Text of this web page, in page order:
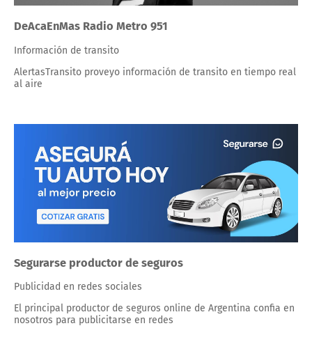
DeAcaEnMas Radio Metro 951
Información de transito
AlertasTransito proveyo información de transito en tiempo real
al aire
Segurarse productor de seguros
Publicidad en redes sociales
El principal productor de seguros online de Argentina confia en
nosotros para publicitarse en redes